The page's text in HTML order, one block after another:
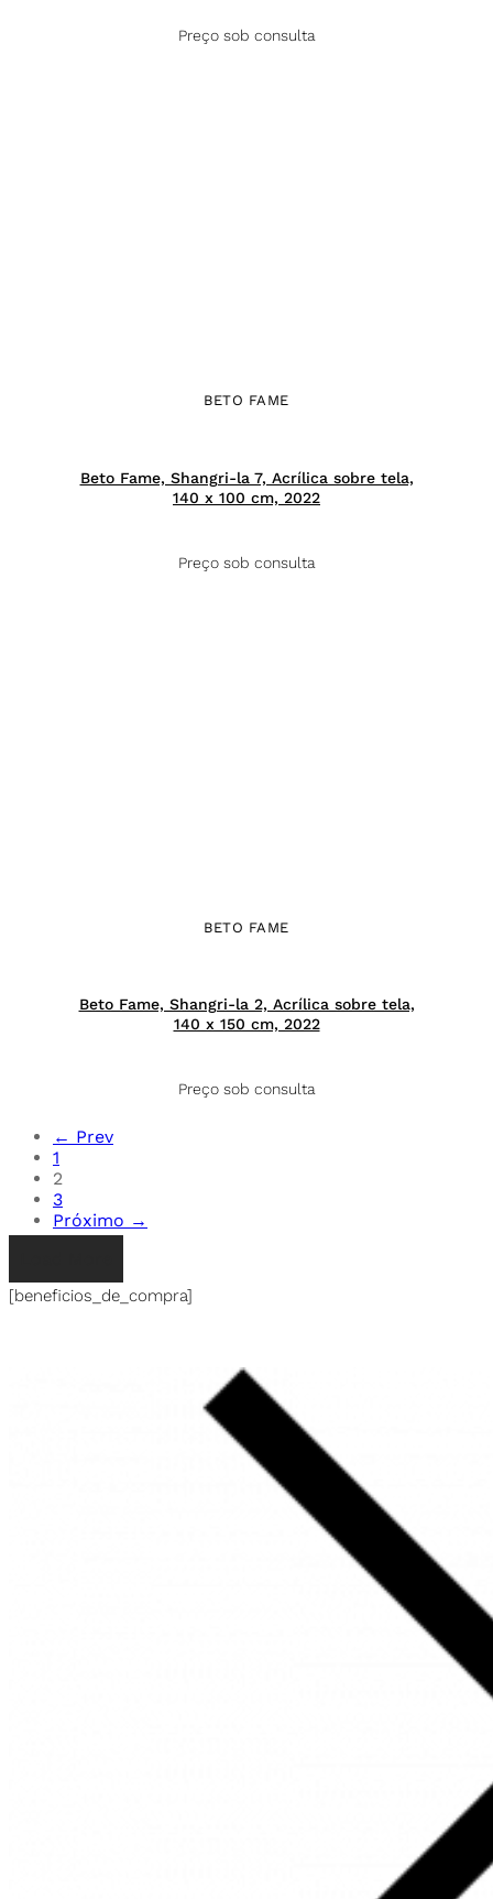
Preço sob consulta
BETO FAME
Beto Fame, Shangri-la 7, Acrílica sobre tela,
140 x 100 cm, 2022
Preço sob consulta
BETO FAME
Beto Fame, Shangri-la 2, Acrílica sobre tela,
140 x 150 cm, 2022
Preço sob consulta
← Prev
1
2
3
Próximo →
[beneficios_de_compra]